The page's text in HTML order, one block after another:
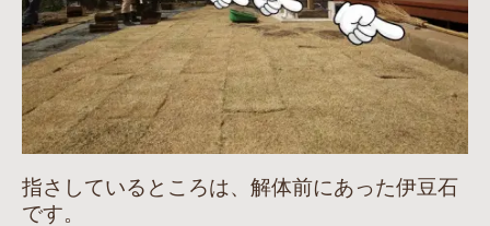
指さしているところは、解体前にあった伊豆石
です。